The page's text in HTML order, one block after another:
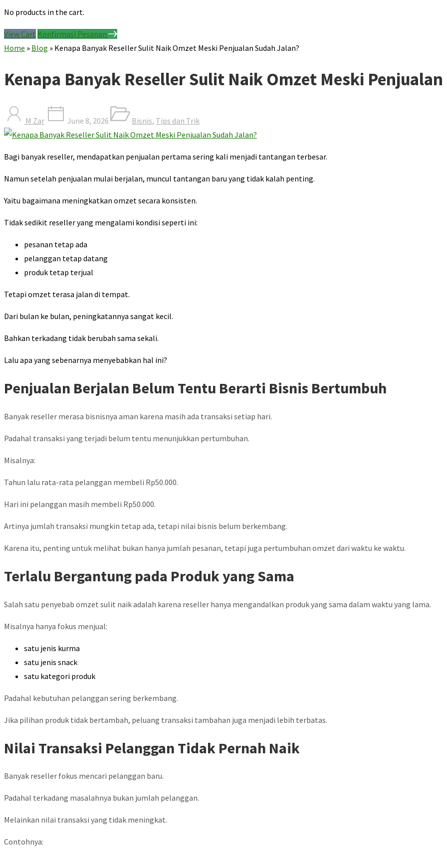
No products in the cart.
View Cart Konfirmasi Pesanan
Home » Blog » Kenapa Banyak Reseller Sulit Naik Omzet Meski Penjualan Sudah Jalan?
Kenapa Banyak Reseller Sulit Naik Omzet Meski
M Zar June 8, 2026 Bisnis, Tips dan Trik
Bagi banyak reseller, mendapatkan penjualan pertama sering kali menjadi tantangan terbesar.
Namun setelah penjualan mulai berjalan, muncul tantangan baru yang tidak kalah penting.
Yaitu bagaimana meningkatkan omzet secara konsisten.
Tidak sedikit reseller yang mengalami kondisi seperti ini:
pesanan tetap ada
pelanggan tetap datang
produk tetap terjual
Tetapi omzet terasa jalan di tempat.
Dari bulan ke bulan, peningkatannya sangat kecil.
Bahkan terkadang tidak berubah sama sekali.
Lalu apa yang sebenarnya menyebabkan hal ini?
Penjualan Berjalan Belum Tentu Berarti Bisnis Bertumbuh
Banyak reseller merasa bisnisnya aman karena masih ada transaksi setiap hari.
Padahal transaksi yang terjadi belum tentu menunjukkan pertumbuhan.
Misalnya:
Tahun lalu rata-rata pelanggan membeli Rp50.000.
Hari ini pelanggan masih membeli Rp50.000.
Artinya jumlah transaksi mungkin tetap ada, tetapi nilai bisnis belum berkembang.
Karena itu, penting untuk melihat bukan hanya jumlah pesanan, tetapi juga pertumbuhan omzet dari waktu ke waktu.
Terlalu Bergantung pada Produk yang Sama
Salah satu penyebab omzet sulit naik adalah karena reseller hanya mengandalkan produk yang sama dalam waktu yang lama.
Misalnya hanya fokus menjual:
satu jenis kurma
satu jenis snack
satu kategori produk
Padahal kebutuhan pelanggan sering berkembang.
Jika pilihan produk tidak bertambah, peluang transaksi tambahan juga menjadi lebih terbatas.
Nilai Transaksi Pelanggan Tidak Pernah Naik
Banyak reseller fokus mencari pelanggan baru.
Padahal terkadang masalahnya bukan jumlah pelanggan.
Melainkan nilai transaksi yang tidak meningkat.
Contohnya: